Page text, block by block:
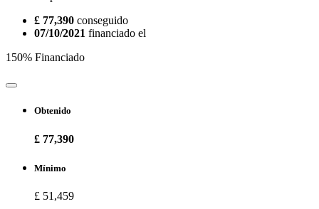
£ 77,390 conseguido
07/10/2021 financiado el
150% Financiado
Obtenido
£ 77,390
Mínimo
£ 51,459